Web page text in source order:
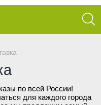
по всей России!
для каждого города